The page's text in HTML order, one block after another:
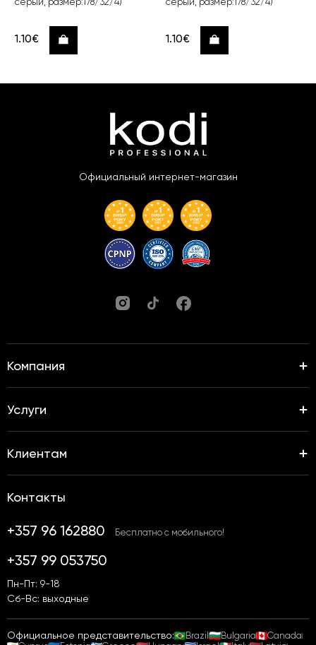
1.10€ Купить 1.10€ Купить
Официальный интернет-магазин
Компания
Услуги
Клиентам
Контакты
+357 96 162880 Бесплатно с мобильного!
+357 99 053750
Пн-Пт: 9-18
Сб-Вс: выходные
Официальное представительство: Brazil Bulgaria
Canada